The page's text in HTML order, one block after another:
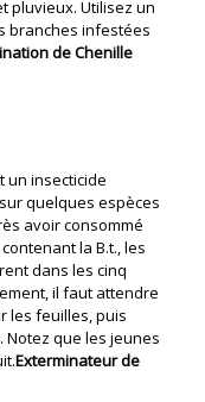
pluvieux. Utilisez un
branches infestées
de Chenille
un insecticide
quelques espèces
avoir consommé
la B.t., les
dans les cinq
il faut attendre
les feuilles, puis
que les jeunes
Exterminateur de